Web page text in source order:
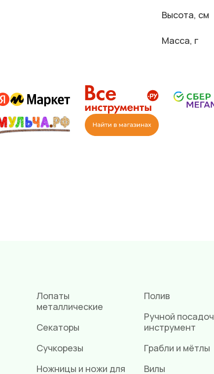
Высота, см
Масса, г
Лопаты
металлические
Секаторы
Сучкорезы
Ножницы и ножи для
Полив
Ручной
инструмент
Грабли и мётлы
Вилы